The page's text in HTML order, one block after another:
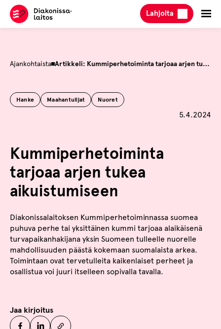
Hyppää
sisältöön
Lahjoita
Ajankohtaista Artikkeli: Kummiperhetoiminta tarjoaa arjen tukea aikuistumiseen
Hanke Maahantulijat Nuoret
Julkaistu
5.4.2024
Kummiperhetoiminta
tarjoaa arjen tukea
aikuistumiseen
Diakonissalaitoksen Kummiperhetoiminnassa suomea
puhuva perhe tai yksittäinen kummi tarjoaa alaikäisenä
turvapaikanhakijana yksin Suomeen tulleelle nuorelle
mahdollisuuden päästä kokemaan suomalaista arkea.
Toimintaan ovat tervetulleita kaikenlaiset perheet ja
osallistua voi juuri itselleen sopivalla tavalla.
Jaa kirjoitus